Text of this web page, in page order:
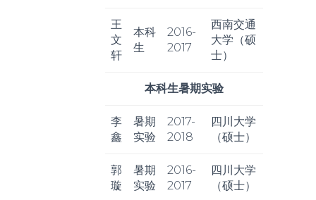
王
文
轩
本科
生
2016-
2017
西南交通
大学（硕
士）
本科生暑期实验
李
鑫
暑期
实验
2017-
2018
四川大学
（硕士）
郭
璇
暑期
实验
2016-
2017
四川大学
（硕士）